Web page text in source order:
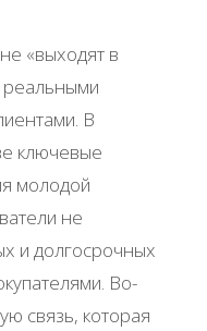
«выходят в
реальными
В
ключевые
молодой
не
и долгосрочных
Во-
связь, которая